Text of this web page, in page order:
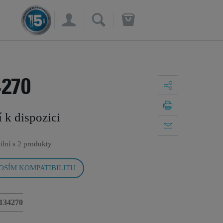
×
k dispozici
s 2 produkty
KOMPATIBILITU